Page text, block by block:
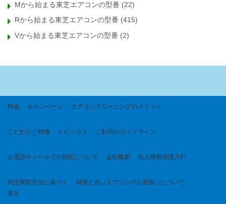
Mから始まる東芝エアコンの型番 (22)
Rから始まる東芝エアコンの型番 (415)
Vから始まる東芝エアコンの型番 (2)
料金 キャンペーン エアコンクリーニングのメリット
こだわりと特徴 トピックス ご利用のガイドライン
お電話やメールでの対応について 会社概要 個人情報保護方針
特定商取引法に基づく
表示
補償と古いエアコンのお取扱いについて